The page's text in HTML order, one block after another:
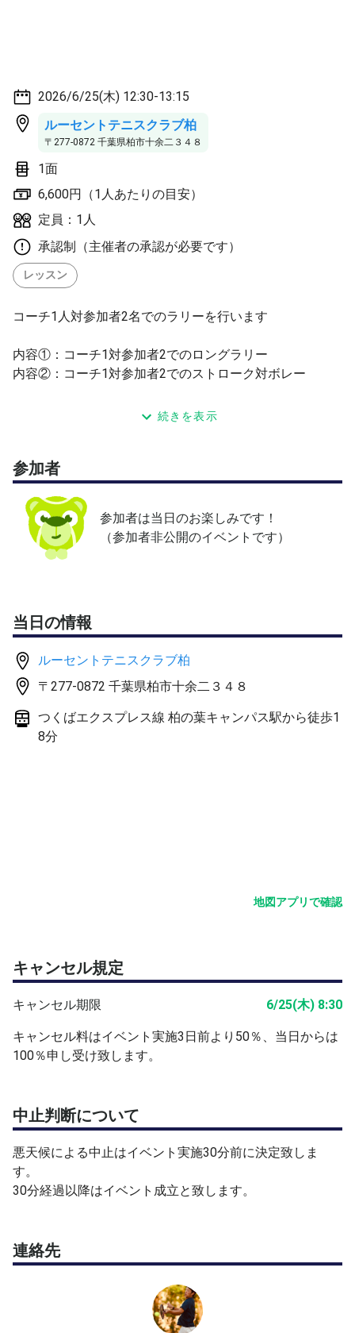
2026/6/25(木) 12:30-13:15
ルーセントテニスクラブ柏
〒277-0872 千葉県柏市十余二３４８
1面
6,600円（1人あたりの目安）
定員：1人
承認制（主催者の承認が必要です）
レッスン
コーチ1人対参加者2名でのラリーを行います
内容①：コーチ1対参加者2でのロングラリー
内容②：コーチ1対参加者2でのストローク対ボレー
申込者へ連絡致します。
油布将也
戦績：2013年インターハイシングルスベスト16
2016年岩手国体出場（栃木県代表選手として出場） 2023
年13週目日本ランキング87位
続きを表示
参加者
参加者は当日のお楽しみです！
（参加者非公開のイベントです）
当日の情報
ルーセントテニスクラブ柏
〒277-0872 千葉県柏市十余二３４８
つくばエクスプレス線 柏の葉キャンパス駅から徒歩1
8分
地図アプリで確認
キャンセル規定
キャンセル期限 6/25(木) 8:30
キャンセル料はイベント実施3日前より50％、当日からは
100％申し受け致します。
中止判断について
悪天候による中止はイベント実施30分前に決定致しま
す。
30分経過以降はイベント成立と致します。
連絡先